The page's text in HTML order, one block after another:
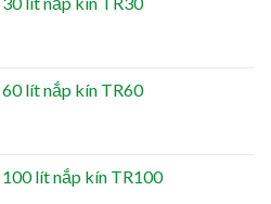
lít nắp kín TR60
lít nắp kín TR100